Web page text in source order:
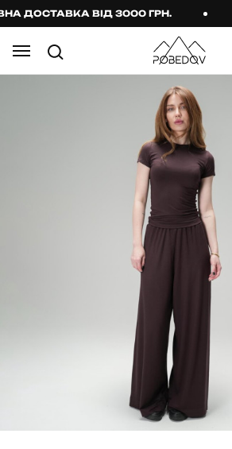
ДОСТАВКА ВІД 3000 ГРН.